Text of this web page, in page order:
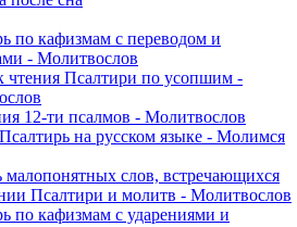
по кафизмам с переводом и
- Молитвослов
чтения Псалтири по усопшим -
12-ти псалмов - Молитвослов
на русском языке - Молимся
малопонятных слов, встречающихся
Псалтири и молитв - Молитвослов
по кафизмам с ударениями и